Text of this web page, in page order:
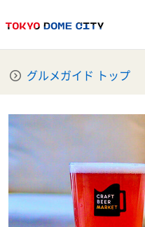
グルメガイド トップ